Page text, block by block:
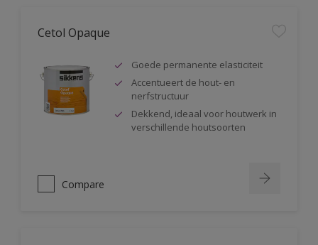
Cetol Opaque
Goede permanente elasticiteit
Accentueert de hout- en
nerfstructuur
Dekkend, ideaal voor houtwerk in
verschillende houtsoorten
Compare